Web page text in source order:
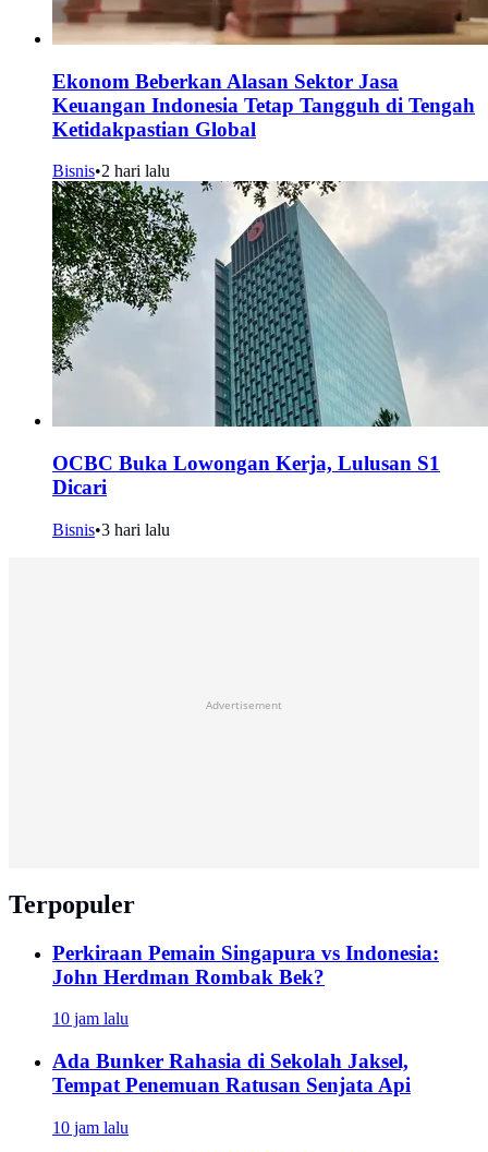
Ekonom Beberkan Alasan Sektor Jasa
Keuangan Indonesia Tetap Tangguh di Tengah
Ketidakpastian Global
Bisnis•2 hari lalu
OCBC Buka Lowongan Kerja, Lulusan S1
Dicari
Bisnis•3 hari lalu
Advertisement
Terpopuler
Perkiraan Pemain Singapura vs Indonesia:
John Herdman Rombak Bek?
10 jam lalu
Ada Bunker Rahasia di Sekolah Jaksel,
Tempat Penemuan Ratusan Senjata Api
10 jam lalu